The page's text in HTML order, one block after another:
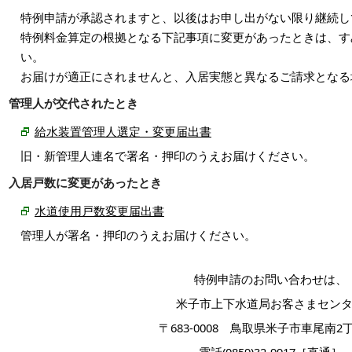
特例申請が承認されますと、以後はお申し出がない限り継続
特例料金算定の根拠となる下記事項に変更があったときは、
い。
お届けが適正にされませんと、入居実態と異なるご請求とな
管理人が交代されたとき
給水装置管理人選定・変更届出書
旧・新管理人連名で署名・押印のうえお届けください。
入居戸数に変更があったとき
水道使用戸数変更届出書
管理人が署名・押印のうえお届けください。
特例申請のお問い合わせは、
米子市上下水道局お客さまセン
〒683-0008 鳥取県米子市車尾南2